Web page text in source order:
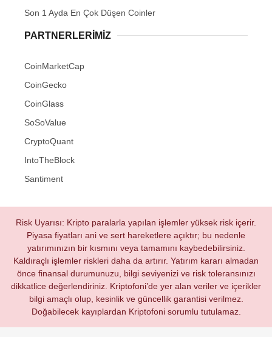
Son 1 Ayda En Çok Düşen Coinler
PARTNERLERIMIZ
CoinMarketCap
CoinGecko
CoinGlass
SoSoValue
CryptoQuant
IntoTheBlock
Santiment
Risk Uyarısı: Kripto paralarla yapılan işlemler yüksek risk içerir.
Piyasa fiyatları ani ve sert hareketlere açıktır; bu nedenle
yatırımınızın bir kısmını veya tamamını kaybedebilirsiniz.
Kaldıraçlı işlemler riskleri daha da artırır. Yatırım kararı almadan
önce finansal durumunuzu, bilgi seviyenizi ve risk toleransınızı
dikkatlice değerlendiriniz. Kriptofoni’de yer alan veriler ve içerikler
bilgi amaçlı olup, kesinlik ve güncellik garantisi verilmez.
Doğabilecek kayıplardan Kriptofoni sorumlu tutulamaz.